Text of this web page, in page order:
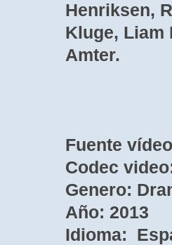
Henriksen,
Kluge, Liam
Amter.
Fuente
Codec
Genero:
Año: 2013
Idioma: